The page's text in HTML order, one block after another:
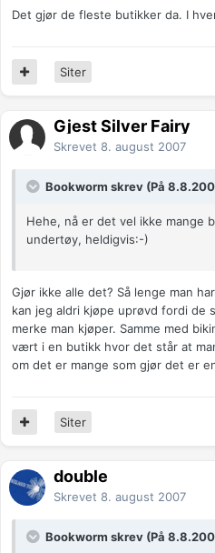
Det gjør de fleste butikker da. I
Siter
Gjest Silver Fairy
Skrevet 8. august 2007
Bookworm skrev (På
Hehe, nå er det vel ikke mange
undertøy, heldigvis:-)
Gjør ikke alle det? Så lenge man
kan jeg aldri kjøpe uprøvd fordi
merke man kjøper. Samme med
vært i en butikk hvor det står at
om det er mange som gjør det er
Siter
double
Skrevet 8. august 2007
Bookworm skrev (På